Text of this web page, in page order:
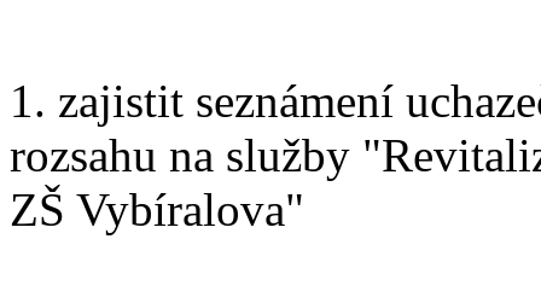
1. zajistit seznámení
rozsahu na služby
ZŠ Vybíralova"